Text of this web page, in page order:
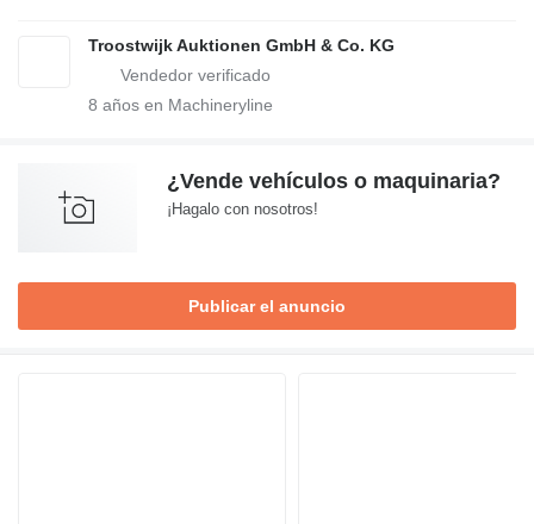
Troostwijk Auktionen GmbH & Co. KG
8 años en Machineryline
¿Vende vehículos o maquinaria?
¡Hagalo con nosotros!
Publicar el anuncio